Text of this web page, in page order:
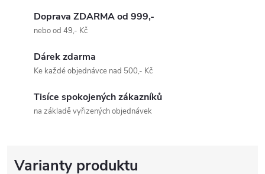
Doprava ZDARMA od 999,-
nebo od 49,- Kč
Dárek zdarma
Ke každé objednávce nad 500,- Kč
Tisíce spokojených zákazníků
na základě vyřizených objednávek